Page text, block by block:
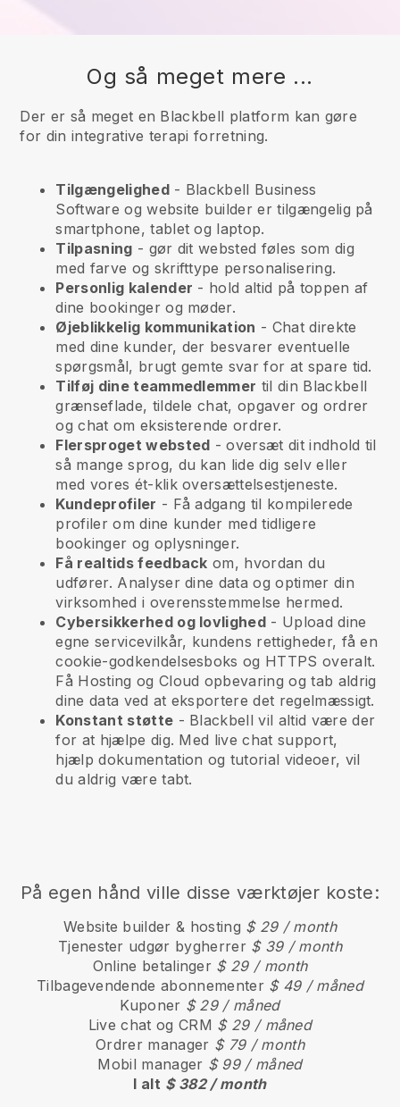
Og så meget mere ...
Der er så meget en Blackbell platform kan gøre
for din integrative terapi forretning.
Tilgængelighed- Blackbell Business
Software og website builder er tilgængelig på
smartphone, tablet og laptop.
Tilpasning - gør dit websted føles som dig
med farve og skrifttype personalisering.
Personlig kalender - hold altid på toppen af
dine bookinger og møder.
Øjeblikkelig kommunikation - Chat direkte
med dine kunder, der besvarer eventuelle
spørgsmål, brugt gemte svar for at spare tid.
Tilføj dine teammedlemmer til din Blackbell
grænseflade, tildele chat, opgaver og ordrer
og chat om eksisterende ordrer.
Flersproget websted - oversæt dit indhold til
så mange sprog, du kan lide dig selv eller
med vores ét-klik oversættelsestjeneste.
Kundeprofiler - Få adgang til kompilerede
profiler om dine kunder med tidligere
bookinger og oplysninger.
Få realtids feedback om, hvordan du
udfører. Analyser dine data og optimer din
virksomhed i overensstemmelse hermed.
Cybersikkerhed og lovlighed - Upload dine
egne servicevilkår, kundens rettigheder, få en
cookie-godkendelsesboks og HTTPS overalt.
Få Hosting og Cloud opbevaring og tab aldrig
dine data ved at eksportere det regelmæssigt.
Konstant støtte - Blackbell vil altid være der
for at hjælpe dig. Med live chat support,
hjælp dokumentation og tutorial videoer, vil
du aldrig være tabt.
På egen hånd ville disse værktøjer koste:
Website builder & hosting $ 29 / month
Tjenester udgør bygherrer $ 39 / month
Online betalinger $ 29 / month
Tilbagevendende abonnementer $ 49 / måned
Kuponer $ 29 / måned
Live chat og CRM $ 29 / måned
Ordrer manager $ 79 / month
Mobil manager $ 99 / måned
I alt $ 382 / month